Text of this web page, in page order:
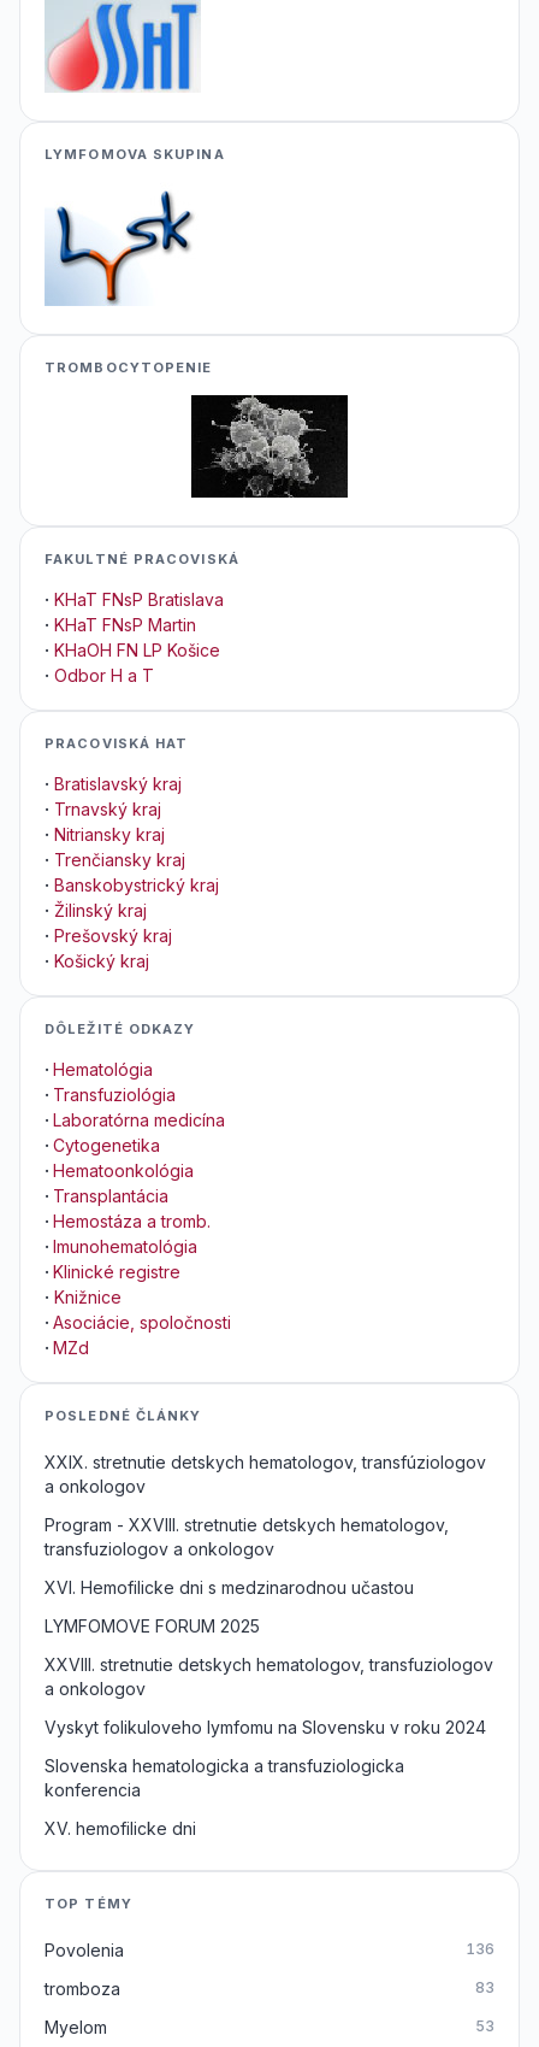
LYMFOMOVA SKUPINA
TROMBOCYTOPENIE
FAKULTNÉ PRACOVISKÁ
· KHaT FNsP Bratislava
· KHaT FNsP Martin
· KHaOH FN LP Košice
· Odbor H a T
PRACOVISKÁ HAT
· Bratislavský kraj
· Trnavský kraj
· Nitriansky kraj
· Trenčiansky kraj
· Banskobystrický kraj
· Žilinský kraj
· Prešovský kraj
· Košický kraj
DÔLEŽITÉ ODKAZY
· Hematológia
· Transfuziológia
· Laboratórna medicína
· Cytogenetika
· Hematoonkológia
· Transplantácia
· Hemostáza a tromb.
· Imunohematológia
· Klinické registre
· Knižnice
· Asociácie, spoločnosti
· MZd
POSLEDNÉ ČLÁNKY
XXIX. stretnutie detskych hematologov, transfúziologov
a onkologov
Program - XXVIII. stretnutie detskych hematologov,
transfuziologov a onkologov
XVI. Hemofilicke dni s medzinarodnou učastou
LYMFOMOVE FORUM 2025
XXVIII. stretnutie detskych hematologov, transfuziologov
a onkologov
Vyskyt folikuloveho lymfomu na Slovensku v roku 2024
Slovenska hematologicka a transfuziologicka
konferencia
XV. hemofilicke dni
TOP TÉMY
Povolenia 136
tromboza 83
Myelom 53